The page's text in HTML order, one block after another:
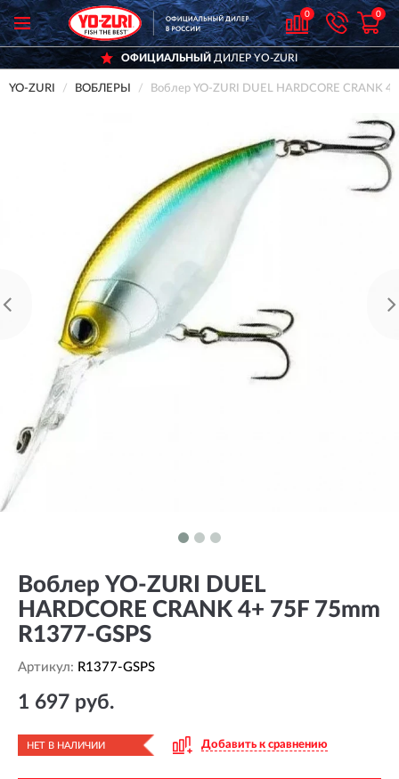
0 0
ОФИЦИАЛЬНЫЙДИЛЕР YO-ZURI
YO-ZURI ВОБЛЕРЫ Воблер YO-ZURI DUEL HARDCORE CRANK
Воблер YO-ZURI DUEL
HARDCORE CRANK 4+ 75F 75mm
R1377-GSPS
Артикул: R1377-GSPS
1 697 руб.
НЕТ В НАЛИЧИИ Добавить к сравнению